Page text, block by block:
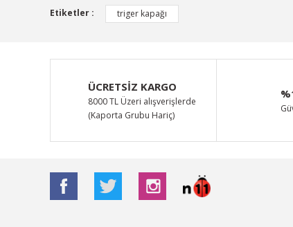
Bu ürünün fiyat bilgisi, resim, ürün
Görüş ve önerileriniz için teşekkür ederiz.
Ürün resmi kalitesiz, bozuk veya görüntülenemiyor.
Ürün açıklamasında eksik bilgiler bulunuyor.
Ürün bilgilerinde hatalar bulunuyor.
Ürün fiyatı diğer sitelerden daha pahalı.
Etiketler : triger kapağı
ÜCRETSİZ KARGO
8000 TL Üzeri alışverişlerde
(Kaporta Grubu Hariç)